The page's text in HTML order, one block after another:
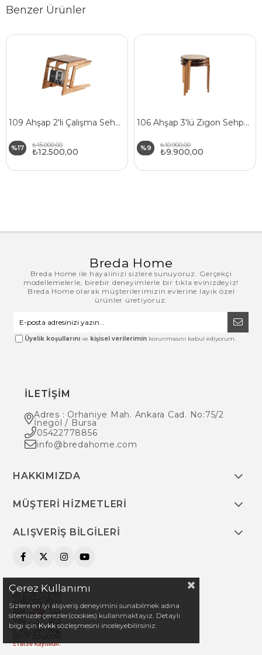
Benzer Ürünler
109 Ahşap 2'li Çalışma Sehpa Seti
%17 ₺12.500,00
₺15.000,00
106 Ahşap 3'lü Zigon Sehpa Seti
%9 ₺9.900,00
₺10.900,00
Breda Home
Breda Home ile hayalinizi sizlere sunuyoruz. Gerçekçi
modellemelerle, birebir deneyimlerle bir tıkla evinizdeyiz!
Breda Home olarak müşterilerimizin evlerine layık özel
ürünler üretiyoruz.
Üyelik koşullarını ve kişisel verilerimin korunmasını kabul ediyorum.
İLETİŞİM
Adres : Orhaniye Mah. Ankara Cad. No:75/2
İnegöl / Bursa
05422778856
info@bredahome.com
HAKKIMIZDA
MÜŞTERİ HİZMETLERİ
ALIŞVERİŞ BİLGİLERİ
Çerez Kullanımı
Sizlere en iyi alışveriş deneyimini sunabilmek adına
sitemizde çerezler(cookies) kullanmaktayız. Detaylı
bilgi için Kvkk sözleşmesini inceleyebilirsiniz.